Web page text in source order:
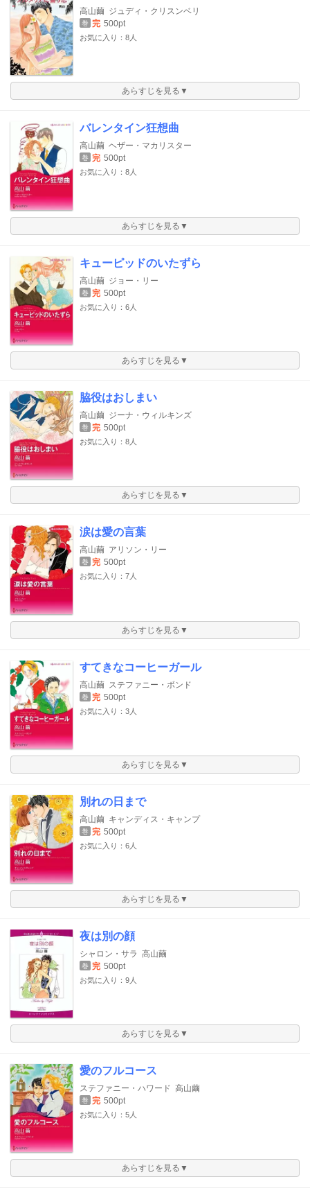
高山繭 ジュディ・クリスンベリ
巻 完 500pt
お気に入り：8人
あらすじを見る▼
バレンタイン狂想曲
高山繭 ヘザー・マカリスター
巻 完 500pt
お気に入り：8人
あらすじを見る▼
キューピッドのいたずら
高山繭 ジョー・リー
巻 完 500pt
お気に入り：6人
あらすじを見る▼
脇役はおしまい
高山繭 ジーナ・ウィルキンズ
巻 完 500pt
お気に入り：8人
あらすじを見る▼
涙は愛の言葉
高山繭 アリソン・リー
巻 完 500pt
お気に入り：7人
あらすじを見る▼
すてきなコーヒーガール
高山繭 ステファニー・ボンド
巻 完 500pt
お気に入り：3人
あらすじを見る▼
別れの日まで
高山繭 キャンディス・キャンプ
巻 完 500pt
お気に入り：6人
あらすじを見る▼
夜は別の顔
シャロン・サラ 高山繭
巻 完 500pt
お気に入り：9人
あらすじを見る▼
愛のフルコース
ステファニー・ハワード 高山繭
巻 完 500pt
お気に入り：5人
あらすじを見る▼